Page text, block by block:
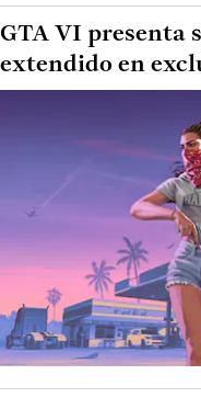
GTA VI presenta
extendido en